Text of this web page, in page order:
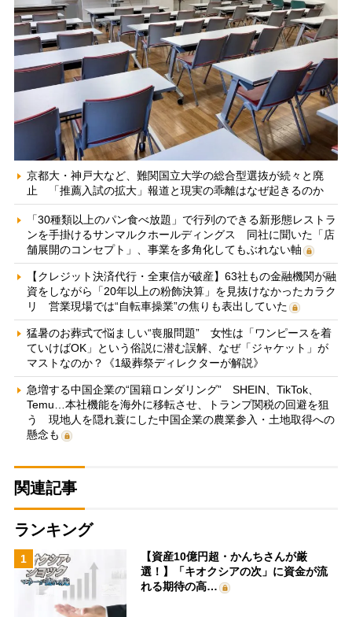
京都大・神戸大など、難関国立大学の総合型選抜が続々と廃
止 「推薦入試の拡大」報道と現実の乖離はなぜ起きるのか
「30種類以上のパン食べ放題」で行列のできる新形態レストラ
ンを手掛けるサンマルクホールディングス 同社に聞いた「店
舗展開のコンセプト」、事業を多角化してもぶれない軸
【クレジット決済代行・全東信が破産】63社もの金融機関が融
資をしながら「20年以上の粉飾決算」を見抜けなかったカラク
リ 営業現場では“自転車操業”の焦りも表出していた
猛暑のお葬式で悩ましい“喪服問題” 女性は「ワンピースを着
ていけばOK」という俗説に潜む誤解、なぜ「ジャケット」が
マストなのか？《1級葬祭ディレクターが解説》
急増する中国企業の“国籍ロンダリング” SHEIN、TikTok、
Temu…本社機能を海外に移転させ、トランプ関税の回避を狙
う 現地人を隠れ蓑にした中国企業の農業参入・土地取得への
懸念も
関連記事
ランキング
1
【資産10億円超・かんちさんが厳
選！】「キオクシアの次」に資金が流
れる期待の高…